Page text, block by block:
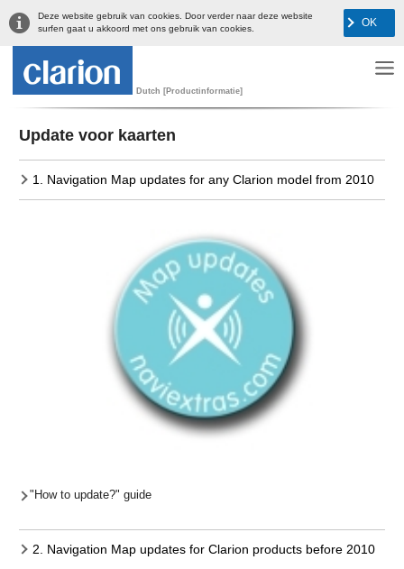
Deze website gebruik van cookies. Door verder naar deze website
surfen gaat u akkoord met ons gebruik van cookies.
OK
Dutch [Productinformatie]
Update voor kaarten
1. Navigation Map updates for any Clarion model from 2010
"How to update?" guide
2. Navigation Map updates for Clarion products before 2010